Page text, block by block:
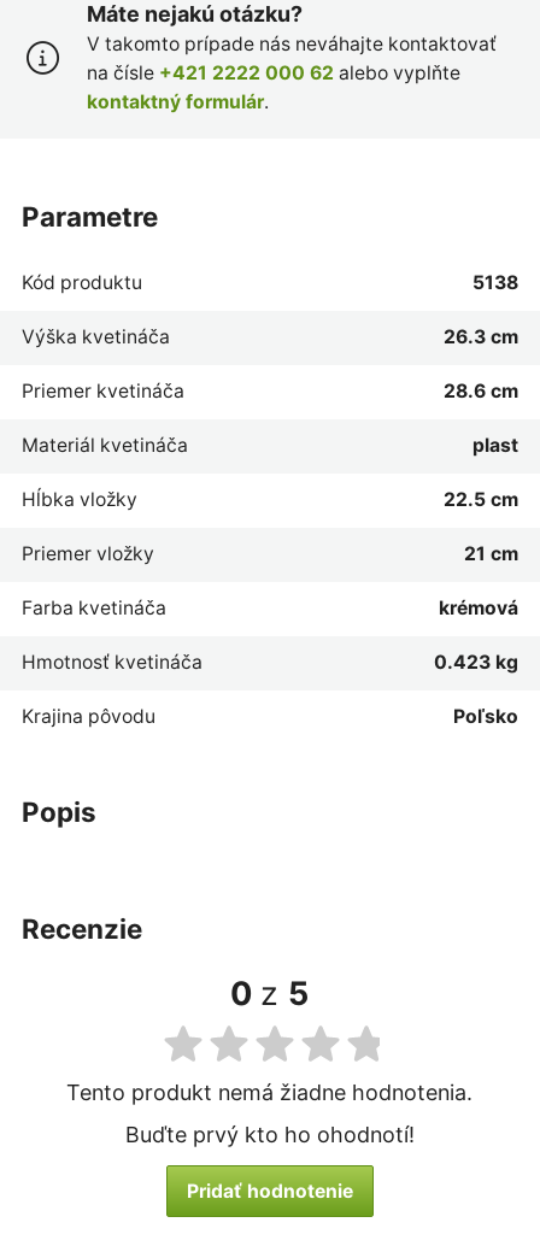
Máte nejakú otázku?
V takomto prípade nás neváhajte kontaktovať
na čísle +421 2222 000 62 alebo vyplňte
kontaktný formulár.
popis
parametre
Kód produktu 5138
Výška kvetináča 26.3 cm
Priemer kvetináča 28.6 cm
Materiál kvetináča plast
Hĺbka vložky 22.5 cm
Priemer vložky 21 cm
Farba kvetináča krémová
Hmotnosť kvetináča 0.423 kg
Krajina pôvodu Poľsko
recenzie
0 z 5
Tento produkt nemá žiadne hodnotenia.
Buďte prvý kto ho ohodnotí!
Pridať hodnotenie